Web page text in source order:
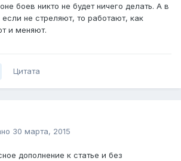
боев никто не будет ничего делать. А в
не стреляют, то работают, как
и меняют.
Цитата
30 марта, 2015
дополнение к статье и без